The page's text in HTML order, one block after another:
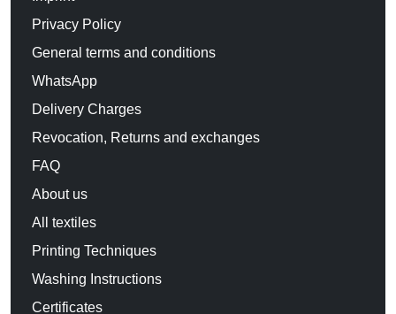
Privacy Policy
General terms and conditions
WhatsApp
Delivery Charges
Revocation, Returns and exchanges
FAQ
About us
All textiles
Printing Techniques
Washing Instructions
Certificates